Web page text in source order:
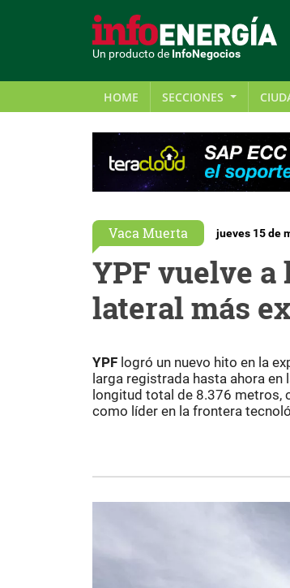
Un producto de InfoNegocios
HOME SECCIONES
Vaca Muerta jueves 15 de
YPF vuelve
lateral más
YPF logró un nuevo hito en la
larga registrada hasta ahora en
longitud total de 8.376 metros,
como líder en la frontera